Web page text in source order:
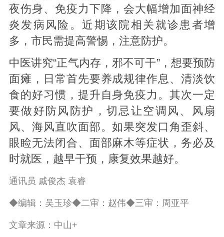
夜伤身、免疫力下降，会大幅增加面神经
炎发病风险。近期该院相关就诊患者增
多，市民需提高警惕，注意防护。
中医讲究“正气内存，邪不可干”，想要预防
面瘫，日常首先要养成规律作息、清淡饮
食的好习惯，提升自身免疫力。其次一定
要做好防风防护，切忌让空调风、风扇
风、海风直吹面部。如果突发口角歪斜、
眼睑无法闭合、面部麻木等症状，务必及
时就医，越早干预，康复效果越好。
通讯员 戚俊杰 袁睿
◆编辑：吴玉珍◆二审：赵伟◆三审：周亚平
文章来源：中山+